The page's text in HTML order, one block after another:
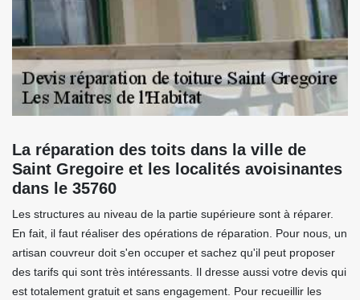
La réparation des toits dans la ville de
Saint Gregoire et les localités avoisinantes
dans le 35760
Les structures au niveau de la partie supérieure sont à réparer.
En fait, il faut réaliser des opérations de réparation. Pour nous, un
artisan couvreur doit s'en occuper et sachez qu'il peut proposer
des tarifs qui sont très intéressants. Il dresse aussi votre devis qui
est totalement gratuit et sans engagement. Pour recueillir les